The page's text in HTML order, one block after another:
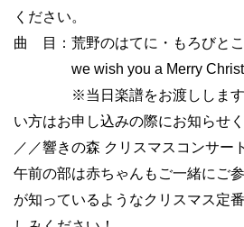
ください。
曲 目：荒野のはてに・もろびと
we wish you a Merry
※当日楽譜をお渡ししますが
い方はお申し込みの際にお知らせく
／／響きの森 クリスマスコンサート
午前の部は赤ちゃんもご一緒にご
が知っているようなクリスマス定